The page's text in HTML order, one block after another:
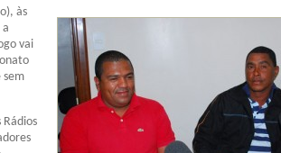
às
a
vai
sem
Rádios